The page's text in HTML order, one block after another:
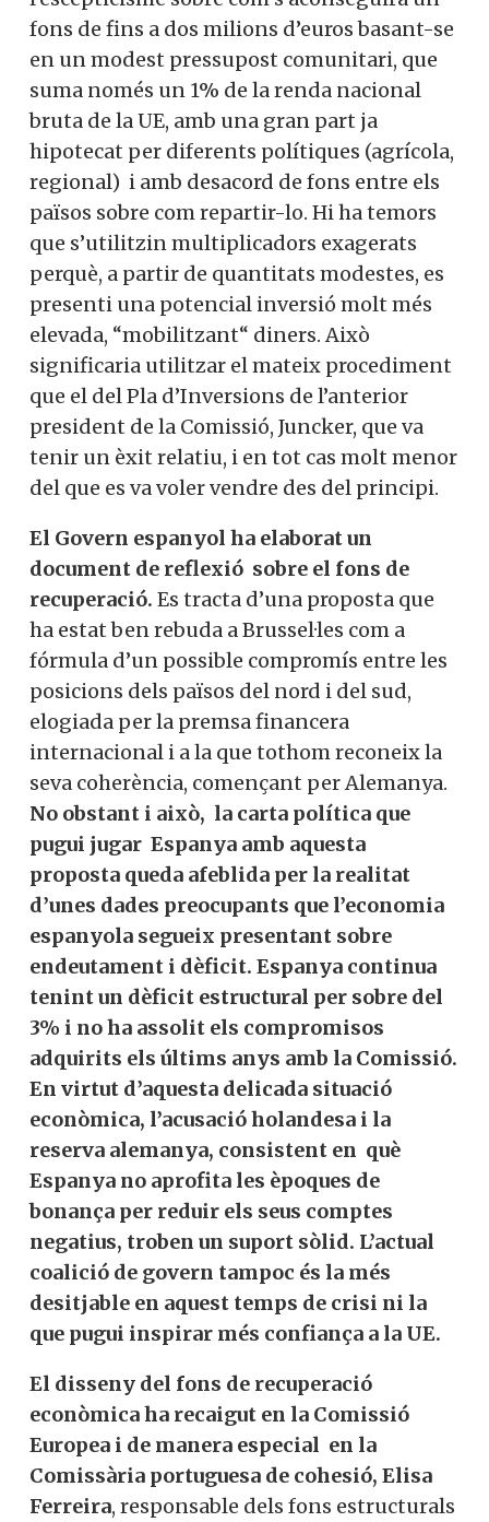
fons de fins a dos milions d’euros basant-se
en un modest pressupost comunitari, que
suma només un 1% de la renda nacional
bruta de la UE, amb una gran part ja
hipotecat per diferents polítiques (agrícola,
regional) i amb desacord de fons entre els
països sobre com repartir-lo. Hi ha temors
que s’utilitzin multiplicadors exagerats
perquè, a partir de quantitats modestes, es
presenti una potencial inversió molt més
elevada, “mobilitzant“ diners. Això
significaria utilitzar el mateix procediment
que el del Pla d’Inversions de l’anterior
president de la Comissió, Juncker, que va
tenir un èxit relatiu, i en tot cas molt menor
del que es va voler vendre des del principi.
El Govern espanyol ha elaborat un
document de reflexió sobre el fons de
recuperació. Es tracta d’una proposta que
ha estat ben rebuda a Brussel·les com a
fórmula d’un possible compromís entre les
posicions dels països del nord i del sud,
elogiada per la premsa financera
internacional i a la que tothom reconeix la
seva coherència, començant per Alemanya.
No obstant i això, la carta política que
pugui jugar Espanya amb aquesta
proposta queda afeblida per la realitat
d’unes dades preocupants que l’economia
espanyola segueix presentant sobre
endeutament i dèficit. Espanya continua
tenint un dèficit estructural per sobre del
3% i no ha assolit els compromisos
adquirits els últims anys amb la Comissió.
En virtut d’aquesta delicada situació
econòmica, l’acusació holandesa i la
reserva alemanya, consistent en què
Espanya no aprofita les èpoques de
bonança per reduir els seus comptes
negatius, troben un suport sòlid. L’actual
coalició de govern tampoc és la més
desitjable en aquest temps de crisi ni la
que pugui inspirar més confiança a la UE.
El disseny del fons de recuperació
econòmica ha recaigut en la Comissió
Europea i de manera especial en la
Comissària portuguesa de cohesió, Elisa
Ferreira, responsable dels fons estructurals